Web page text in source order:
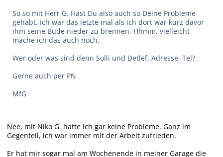
So so mit Herr G. Hast Du also auch so Deine Probleme
gehabt. Ich war das letzte mal als ich dort war kurz davor
ihm seine Bude nieder zu brennen. Hhmm, vielleicht
mache ich das auch noch.
Wer oder was sind denn Solli und Detlef. Adresse, Tel?
Gerne auch per PN
MfG
Nee, mit Niko G. hatte ich gar keine Probleme. Ganz im
Gegenteil, ich war immer mit der Arbeit zufrieden.
Er hat mir sogar mal am Wochenende in meiner Garage die